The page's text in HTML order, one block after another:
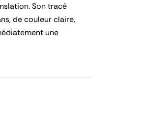
Son tracé
de couleur claire,
une